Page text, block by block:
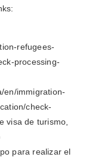
refugees-
processing-
en/immigration-
check-
visa de turismo,
para realizar el